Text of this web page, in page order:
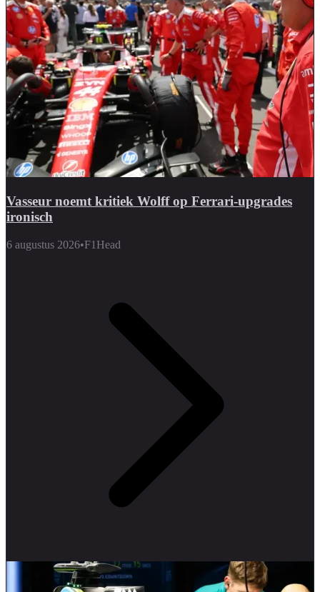
Vasseur noemt kritiek Wolff op Ferrari-upgrades
ironisch
6 augustus 2026•F1Head